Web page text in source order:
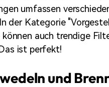
umfassen
der Kategorie
können auch trendige
ist perfekt!
und